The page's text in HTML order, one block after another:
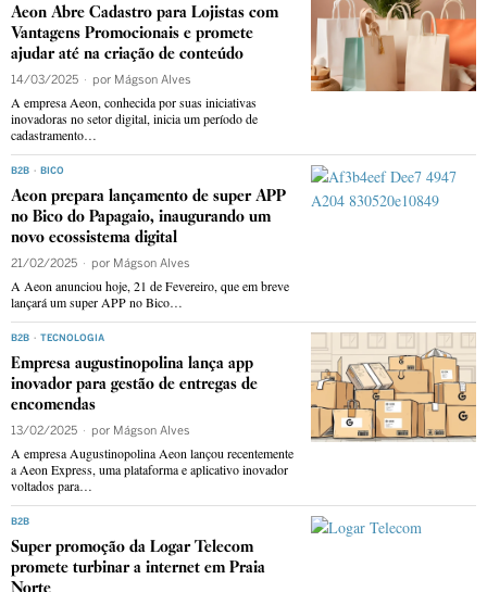
Aeon Abre Cadastro para Lojistas com
Vantagens Promocionais e promete
ajudar até na criação de conteúdo
14/03/2025 por Mágson Alves
A empresa Aeon, conhecida por suas iniciativas
inovadoras no setor digital, inicia um período de
cadastramento…
B2B · BICO
Aeon prepara lançamento de super APP
no Bico do Papagaio, inaugurando um
novo ecossistema digital
21/02/2025 por Mágson Alves
A Aeon anunciou hoje, 21 de Fevereiro, que em breve
lançará um super APP no Bico…
B2B · TECNOLOGIA
Empresa augustinopolina lança app
inovador para gestão de entregas de
encomendas
13/02/2025 por Mágson Alves
A empresa Augustinopolina Aeon lançou recentemente
a Aeon Express, uma plataforma e aplicativo inovador
voltados para…
B2B
Super promoção da Logar Telecom
promete turbinar a internet em Praia